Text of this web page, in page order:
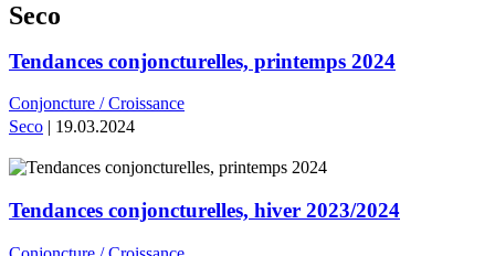
Seco
Tendances conjoncturelles, printemps 2024
Conjoncture / Croissance
Seco | 19.03.2024
Tendances conjoncturelles, hiver 2023/2024